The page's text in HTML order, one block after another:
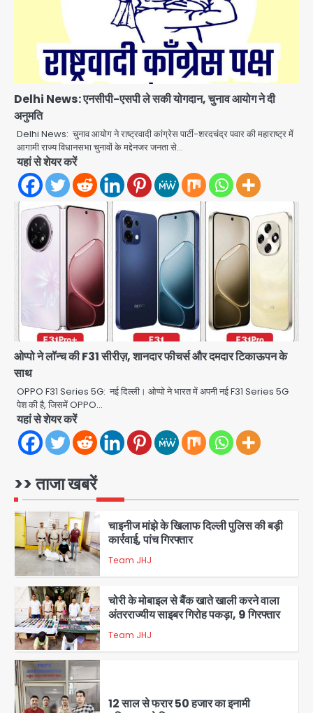
Delhi News: एनसीपी-एसपी ले सकी योगदान, चुनाव आयोग ने दी
अनुमति
Delhi News: चुनाव आयोग ने राष्ट्रवादी कांग्रेस पार्टी-शरदचंद्र पवार की महाराष्ट्र में
आगामी राज्य विधानसभा चुनावों के मद्देनजर जनता से…
यहां से शेयर करें
ओप्पो ने लॉन्च की F31 सीरीज़, शानदार फीचर्स और दमदार टिकाऊपन के
साथ
OPPO F31 Series 5G: नई दिल्ली। ओप्पो ने भारत में अपनी नई F31 Series 5G
पेश की है, जिसमें OPPO…
यहां से शेयर करें
>> ताजा खबरें
Team JHJ
4
चाइनीज मांझे के खिलाफ दिल्ली पुलिस की बड़ी
कार्रवाई, पांच गिरफ्तार
Team JHJ
5
चोरी के मोबाइल से बैंक खाते खाली करने वाला
अंतरराज्यीय साइबर गिरोह पकड़ा, 9 गिरफ्तार
12 साल से फरार 50 हजार का इनामी
तमिलनाडु से गिरफ्तार
Team JHJ
2
शेयर बाजार में निवेश के नाम पर 4.75 लाख की
Team JHJ
3
34 मुकदमों में शामिल वाहन चोर गिरफ्तार, पांच
4
चाइनीज मांझे के खिलाफ दिल्ली पुलिस की बड़ी
कार्रवाई, पांच गिरफ्तार
Team JHJ
5
चोरी के मोबाइल से बैंक खाते खाली करने वाला
अंतरराज्यीय साइबर गिरोह पकड़ा, 9 गिरफ्तार
Team JHJ
12 साल से फरार 50 हजार का इनामी